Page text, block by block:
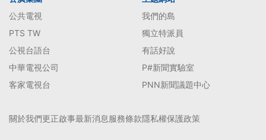
公共電視
PTS TW
公視台語台
中華電視公司
客家電視台
我們的島
獨立特派員
有話好說
P#新聞實驗室
PNN新聞議題中心
關於我們更正啟事最新消息服務條款隱私權保護政策